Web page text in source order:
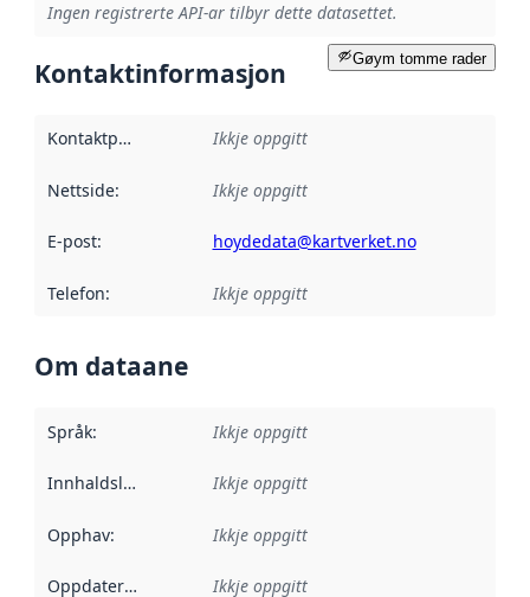
Ingen registrerte API-ar tilbyr dette datasettet.
Gøym tomme rader
Kontaktinformasjon
Kontaktpunkt Ikkje oppgitt
Nettside: Ikkje oppgitt
E-post: hoydedata@kartverket.no
Telefon: Ikkje oppgitt
Om dataane
Språk: Ikkje oppgitt
Innhaldsleverandørar :
Ikkje oppgitt
Opphav: Ikkje oppgitt
Oppdateringsfrekvens :
Ikkje oppgitt